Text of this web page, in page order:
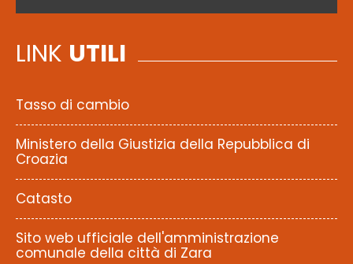
LINK UTILI
Tasso di cambio
Ministero della Giustizia della Repubblica di
Croazia
Catasto
Sito web ufficiale dell'amministrazione
comunale della città di Zara